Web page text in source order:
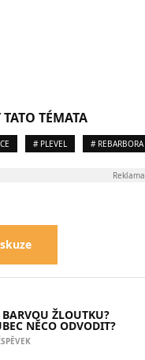
TÉMATA
# PLEVEL # REBARBORA
Reklama
BARVOU ŽLOUTKU?
NĚCO ODVODIT?